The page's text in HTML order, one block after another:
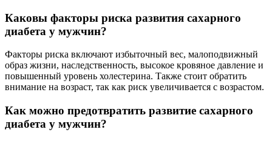
Каковы факторы риска развития сахарного
диабета у мужчин?
Факторы риска включают избыточный вес, малоподвижный
образ жизни, наследственность, высокое кровяное давление и
повышенный уровень холестерина. Также стоит обратить
внимание на возраст, так как риск увеличивается с возрастом.
Как можно предотвратить развитие сахарного
диабета у мужчин?